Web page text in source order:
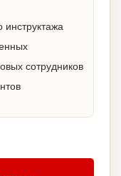
инструктажа
сотрудников